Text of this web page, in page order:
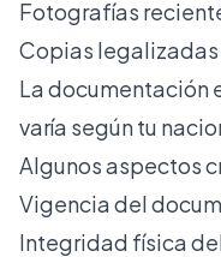
Fotografías
Copias
Ladocumentación
varía según tu
Algunos aspectos
Vigencia del
Integridad física